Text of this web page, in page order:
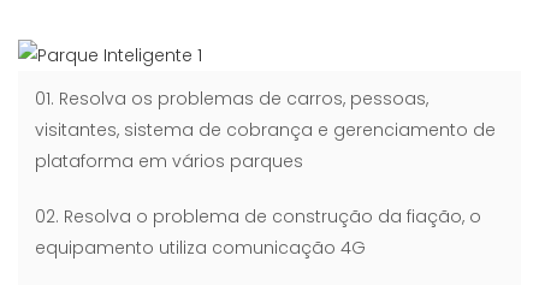
01. Resolva os problemas de carros, pessoas,
visitantes, sistema de cobrança e gerenciamento de
plataforma em vários parques
02. Resolva o problema de construção da fiação, o
equipamento utiliza comunicação 4G